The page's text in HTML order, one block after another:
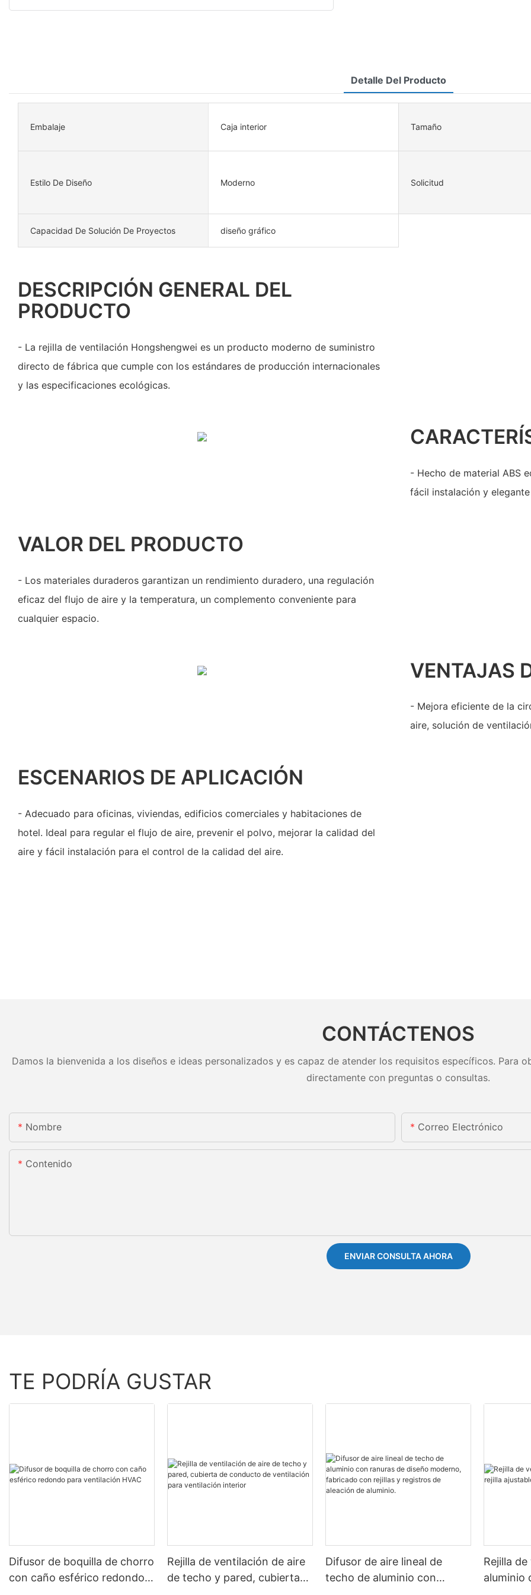
Detalle Del Producto
Embalaje Caja interior Tamaño
Estilo De Diseño Moderno Solicitud
Capacidad De Solución De Proyectos diseño gráfico
DESCRIPCIÓN GENERAL DEL
PRODUCTO
- La rejilla de ventilación Hongshengwei es un producto moderno de suministro
directo de fábrica que cumple con los estándares de producción internacionales
y las especificaciones ecológicas.
- Hecho de material ABS
fácil instalación y
VALOR DEL PRODUCTO
- Los materiales duraderos garantizan un rendimiento duradero, una regulación
eficaz del flujo de aire y la temperatura, un complemento conveniente para
cualquier espacio.
VENTAJAS
- Mejora eficiente de la
aire, solución de
ESCENARIOS DE APLICACIÓN
- Adecuado para oficinas, viviendas, edificios comerciales y habitaciones de
hotel. Ideal para regular el flujo de aire, prevenir el polvo, mejorar la calidad del
aire y fácil instalación para el control de la calidad del aire.
CONTÁCTENOS
Damos la bienvenida a los diseños e ideas personalizados y es capaz de atender los requisitos específicos. Para
directamente con preguntas o consultas.
Nombre Correo Electrónico
Contenido
ENVIAR CONSULTA AHORA
TE PODRÍA GUSTAR
Difusor de boquilla de chorro
con caño esférico redondo
Rejilla de ventilación de aire
de techo y pared, cubierta
Difusor de aire lineal de
techo de aluminio con
Rejilla
aluminio